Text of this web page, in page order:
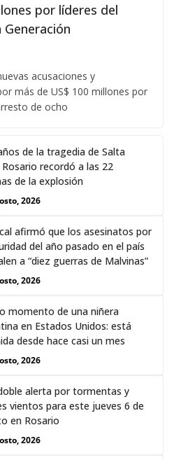
por líderes del
Generación
acusaciones y
más de US$ 100 millones por
de ocho
de la tragedia de Salta
Rosario recordó a las 22
de la explosión
2026
afirmó que los asesinatos por
del año pasado en el país
a “diez guerras de Malvinas”
2026
momento de una niñera
en Estados Unidos: está
desde hace casi un mes
2026
alerta por tormentas y
vientos para este jueves 6 de
en Rosario
2026